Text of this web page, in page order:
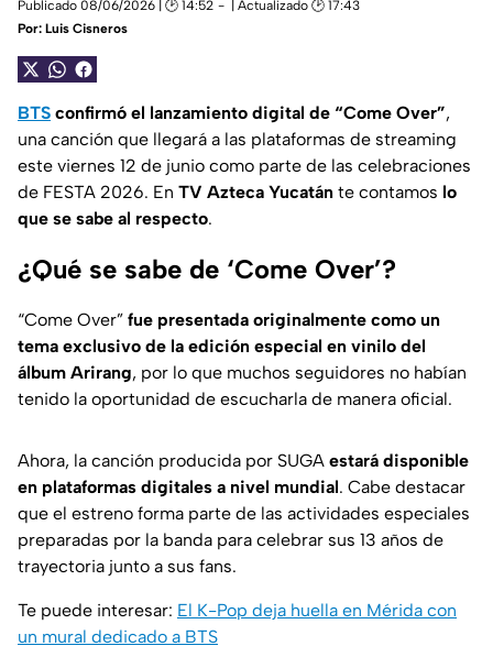
Publicado 08/06/2026 | 🕑 14:52
| Actualizado 🕑 17:43
Por: Luis Cisneros
BTS confirmó el lanzamiento digital de “Come Over”,
una canción que llegará a las plataformas de streaming
este viernes 12 de junio como parte de las celebraciones
de FESTA 2026. En TV Azteca Yucatán te contamos lo
que se sabe al respecto.
¿Qué se sabe de ‘Come Over’?
“Come Over” fue presentada originalmente como un
tema exclusivo de la edición especial en vinilo del
álbum Arirang, por lo que muchos seguidores no habían
tenido la oportunidad de escucharla de manera oficial.
Ahora, la canción producida por SUGA estará disponible
en plataformas digitales a nivel mundial. Cabe destacar
que el estreno forma parte de las actividades especiales
preparadas por la banda para celebrar sus 13 años de
trayectoria junto a sus fans.
Te puede interesar: El K-Pop deja huella en Mérida con
un mural dedicado a BTS